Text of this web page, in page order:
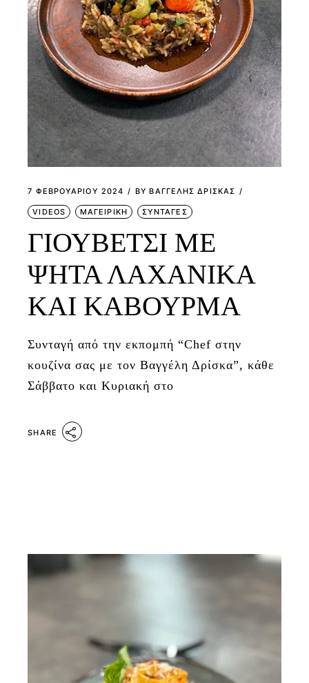
7 ΦΕΒΡΟΥΑΡΊΟΥ 2024 BY ΒΑΓΓΕΛΗΣ ΔΡΙΣΚΑΣ
VIDEOS ΜΑΓΕΙΡΙΚΗ ΣΥΝΤΑΓΕΣ
ΓΙΟΥΒΕΤΣΙ ΜΕ
ΨΗΤΑ ΛΑΧΑΝΙΚΑ
ΚΑΙ ΚΑΒΟΥΡΜΑ
Συνταγή από την εκπομπή “Chef στην
κουζίνα σας με τον Βαγγέλη Δρίσκα”, κάθε
Σάββατο και Κυριακή στο
SHARE